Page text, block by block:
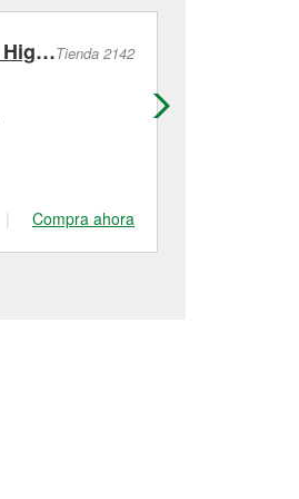
513 West Bankhead HighwayTienda 2142
| Compra ahora